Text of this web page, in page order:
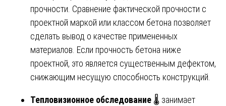
прочности. Сравнение фактической прочности с
проектной маркой или классом бетона позволяет
сделать вывод о качестве примененных
материалов. Если прочность бетона ниже
проектной, это является существенным дефектом,
снижающим несущую способность конструкций.
Тепловизионное обследование 🌡️ занимает